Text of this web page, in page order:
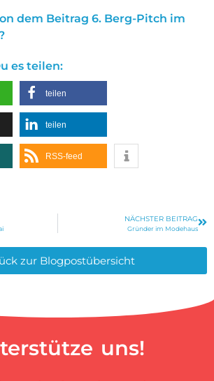
dem Beitrag 6. Berg-Pitch im
es teilen:
teilen
teilen
RSS-feed
NÄCHSTER BEITRAG
Gründer im Modehaus
zur Blogpostübersicht
uns!